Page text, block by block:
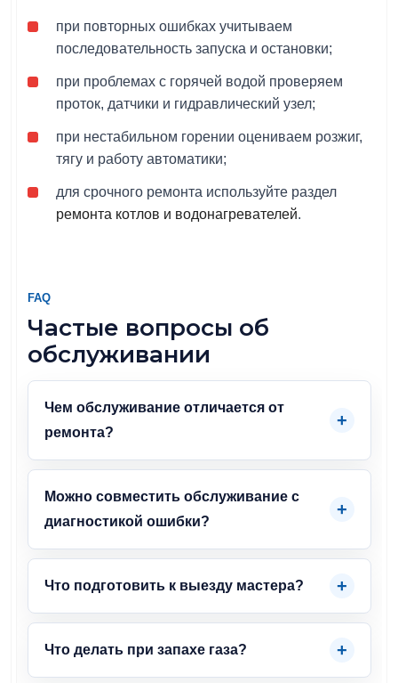
при повторных ошибках учитываем
последовательность запуска и остановки;
при проблемах с горячей водой проверяем
проток, датчики и гидравлический узел;
при нестабильном горении оцениваем розжиг,
тягу и работу автоматики;
для срочного ремонта используйте раздел
ремонта котлов и водонагревателей.
FAQ
Частые вопросы об
обслуживании
Чем обслуживание отличается от
ремонта?
Можно совместить обслуживание с
диагностикой ошибки?
Что подготовить к выезду мастера?
Что делать при запахе газа?